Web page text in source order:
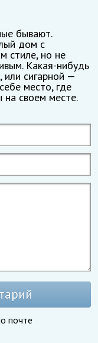
бывают.
дом с
стиле, но не
Какая-нибудь
или сигарной —
место, где
на своем месте.
почте